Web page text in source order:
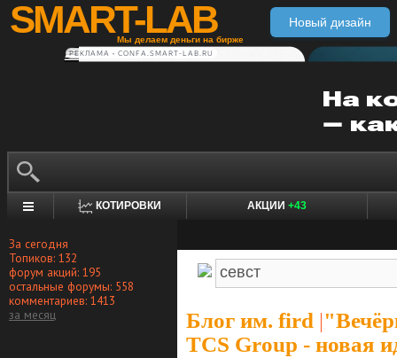
SMART-LAB
Мы делаем деньги на бирже
Новый дизайн
РЕКЛАМА • CONFA.SMART-LAB.RU
КОТИРОВКИ АКЦИИ +43
За сегодня
Топиков: 132
форум акций: 195
остальные форумы: 558
комментариев: 1413
за месяц
Блог им. fird |
TCS Group - новая